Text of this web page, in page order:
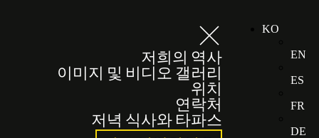
저희의 역사
이미지 및 비디오 갤러리
위치
연락처
저녁 식사와 타파스
KO
EN
ES
FR
DE